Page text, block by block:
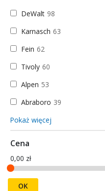
DeWalt 98
Karnasch 63
Fein 62
Tivoly 60
Alpen 53
Abraboro 39
Pokaż więcej
Cena
0,00 zł
OK